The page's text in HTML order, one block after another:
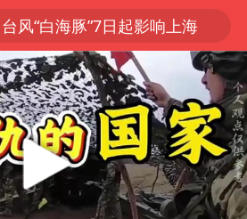
聚“绿”成势，结构转型活力足
80后女柜员逆袭成4200亿银行副行长
多地要求领导干部带头休假
四川资阳市原市长王善平被判11年
金饰克价大幅跳涨
24小时不关空调 电费会更低吗